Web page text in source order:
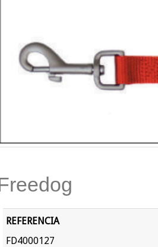
REFERENCIA
FD4000127